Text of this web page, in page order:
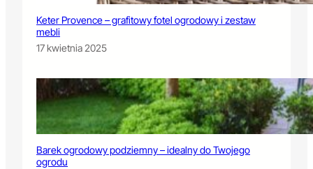
Keter Provence – grafitowy fotel ogrodowy i zestaw
mebli
17 kwietnia 2025
Barek ogrodowy podziemny – idealny do Twojego
ogrodu